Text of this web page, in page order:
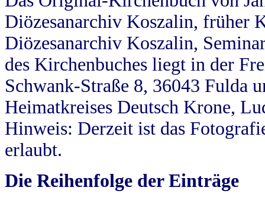
Diözesanarchiv Koszalin, früher
Diözesanarchiv Koszalin,
des Kirchenbuches liegt in der
Schwank-Straße 8, 36043 Fulda
Heimatkreises Deutsch Krone,
Hinweis: Derzeit ist das
erlaubt.
Die Reihenfolge der Einträge